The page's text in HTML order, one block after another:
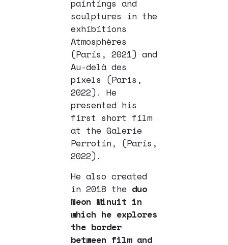
paintings and
sculptures in the
exhibitions
Atmosphères
(Paris, 2021) and
Au-delà des
pixels (Paris,
2022). He
presented his
first short film
at the Galerie
Perrotin, (Paris,
2022).
He also created
in 2018 the duo
Neon Minuit in
which he explores
the border
between film and